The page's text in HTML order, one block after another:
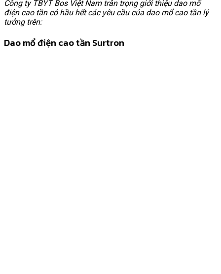
Công ty TBYT Bos Việt Nam trân trọng giới thiệu dao mổ
điện cao tần có hầu hết các yêu cầu của dao mổ cao tần lý
tưởng trên:
Dao mổ điện cao tần Surtron